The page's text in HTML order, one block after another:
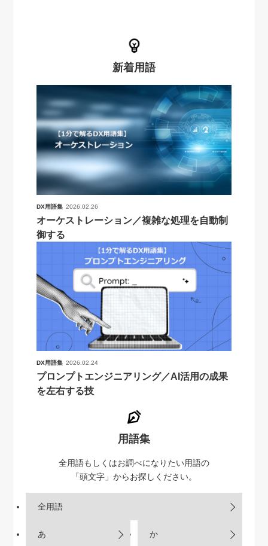
新着用語
DX用語集 2026.02.26
オーケストレーション／複雑な処理を自動制
御する
DX用語集 2026.02.24
プロンプトエンジニアリング／AI活用の成果
を左右する技
用語集
全用語もしくはお調べになりたい用語の
「頭文字」からお探しください。
全用語
あ か